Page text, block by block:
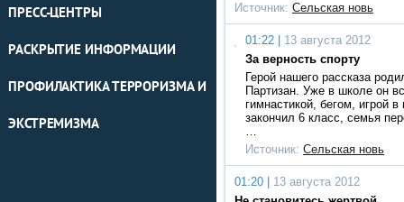
ПРЕСС-ЦЕНТРЫ
РАСКРЫТИЕ ИНФОРМАЦИИ
ПРОФИЛАКТИКА ТЕРРОРИЗМА И
ЭКСТРЕМИЗМА
Источник: Сельская новь
01:22 |
13 августа 2012
За верность спорту
Герой нашего рассказа
Партизан. Уже в школе он
гимнастикой, бегом, игрой
закончил 6 класс, семья
…
Источник: Сельская новь
01:20 |
13 августа 2012